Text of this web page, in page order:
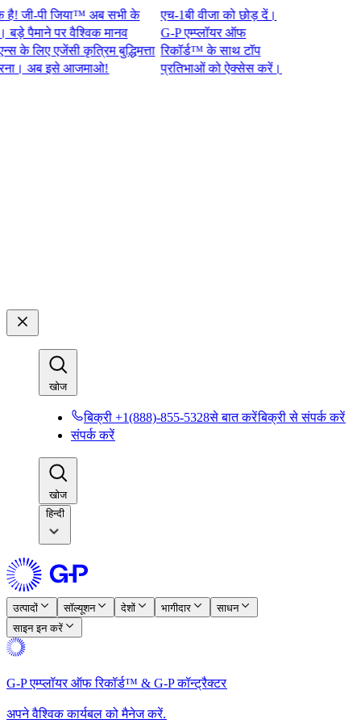
पी जिया™ अब सभी के
पर वैश्विक मानव
एजेंसी कृत्रिम बुद्धिमत्ता
अब इसे आजमाओ!​​
एच-1बी वीजा को छोड़ दें।
G-P एम्प्लॉयर ऑफ
रिकॉर्ड™ के साथ टॉप
प्रतिभाओं को ऐक्सेस करें।​​
खोज​​
बिक्री +1(888)-855-5328से बात करें​​बिक्री से संपर्क करें​​
संपर्क करें​​
खोज​​
हिन्दी
उत्पादों​​ सॉल्यूशन​​ देशों​​ भागीदार​​
साधन​​
साइन इन करें​​
G-P एम्प्लॉयर ऑफ रिकॉर्ड™ & G-P कॉन्ट्रैक्टर​​
अपने वैश्विक कार्यबल को मैनेज करें.​​